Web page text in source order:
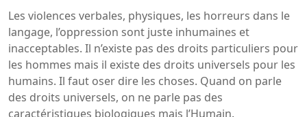
Les violences verbales, physiques, les horreurs dans le
langage, l’oppression sont juste inhumaines et
inacceptables. Il n’existe pas des droits particuliers pour
les hommes mais il existe des droits universels pour les
humains. Il faut oser dire les choses. Quand on parle
des droits universels, on ne parle pas des
caractéristiques biologiques mais l’Humain.